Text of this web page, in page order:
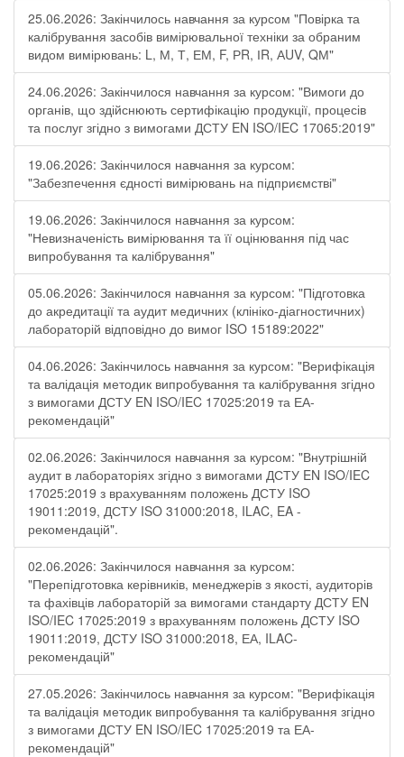
25.06.2026: Закінчилось навчання за курсом "Повірка та
калібрування засобів вимірювальної техніки за обраним
видом вимірювань: L, М, Т, ЕМ, F, РR, ІR, АUV, QМ"
24.06.2026: Закінчилося навчання за курсом: "Вимоги до
органів, що здійснюють сертифікацію продукції, процесів
та послуг згідно з вимогами ДСТУ EN ISO/IEC 17065:2019"
19.06.2026: Закінчилося навчання за курсом:
"Забезпечення єдності вимірювань на підприємстві"
19.06.2026: Закінчилося навчання за курсом:
"Невизначеність вимірювання та її оцінювання під час
випробування та калібрування"
05.06.2026: Закінчилося навчання за курсом: "Підготовка
до акредитації та аудит медичних (клініко-діагностичних)
лабораторій відповідно до вимог ISO 15189:2022"
04.06.2026: Закінчилось навчання за курсом: "Верифікація
та валідація методик випробування та калібрування згідно
з вимогами ДСТУ EN ISO/IEC 17025:2019 та ЕА-
рекомендацій"
02.06.2026: Закінчилося навчання за курсом: "Внутрішній
аудит в лабораторіях згідно з вимогами ДСТУ EN ISO/IEC
17025:2019 з врахуванням положень ДСТУ ISO
19011:2019, ДСТУ ISO 31000:2018, ILAC, EA -
рекомендацій".
02.06.2026: Закінчилося навчання за курсом:
"Перепідготовка керівників, менеджерів з якості, аудиторів
та фахівців лабораторій за вимогами стандарту ДСТУ EN
ISO/IEC 17025:2019 з врахуванням положень ДСТУ ISO
19011:2019, ДСТУ ISO 31000:2018, ЕА, ILAC-
рекомендацій"
27.05.2026: Закінчилось навчання за курсом: "Верифікація
та валідація методик випробування та калібрування згідно
з вимогами ДСТУ EN ISO/IEC 17025:2019 та ЕА-
рекомендацій"